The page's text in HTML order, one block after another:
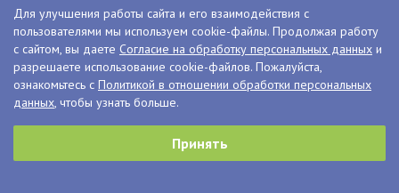
8 (4132) 61-76-67
Туристский информационный центр Магаданской области
685000, г. Магадан, ул. Пролетарская, д. 11
visitkolyma@mail.ru
+7 (4132) 60-70-11
+7 (4132) 61-73-15
Для улучшения работы сайта и его взаимодействия с
пользователями мы используем cookie-файлы. Продолжая работу
с сайтом, вы даете Согласие на обработку персональных данных и
разрешаете использование cookie-файлов. Пожалуйста,
ознакомьтесь с Политикой в отношении обработки персональных
данных, чтобы узнать больше.
Принять